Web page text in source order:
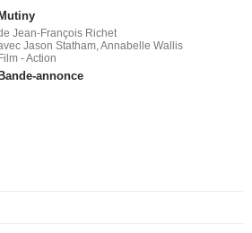
Jean-François Richet
Jason Statham, Annabelle Wallis
- Action
annonce